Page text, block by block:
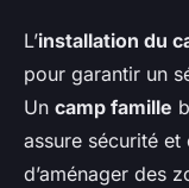
L’installation du
pour garantir un
Un camp famille
assure sécurité
d’aménager des